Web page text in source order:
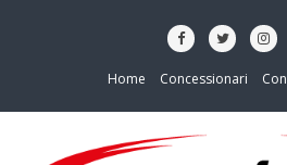
Home Concessionari